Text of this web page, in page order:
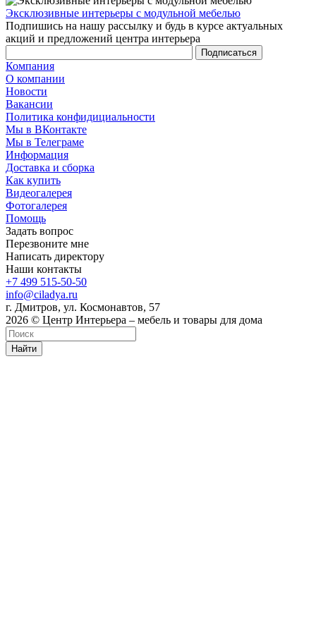
Эксклюзивные интерьеры с модульной мебелью
Подпишись на нашу рассылку и будь в курсе актуальных
акций и предложений центра интерьера
Компания
О компании
Новости
Вакансии
Политика конфидициальности
Мы в ВКонтакте
Мы в Телеграме
Информация
Доставка и сборка
Как купить
Видеогалерея
Фотогалерея
Помощь
Задать вопрос
Перезвоните мне
Написать директору
Наши контакты
+7 499 515-50-50
info@ciladya.ru
г. Дмитров, ул. Космонавтов, 57
2026 © Центр Интерьера – мебель и товары для дома
Найти